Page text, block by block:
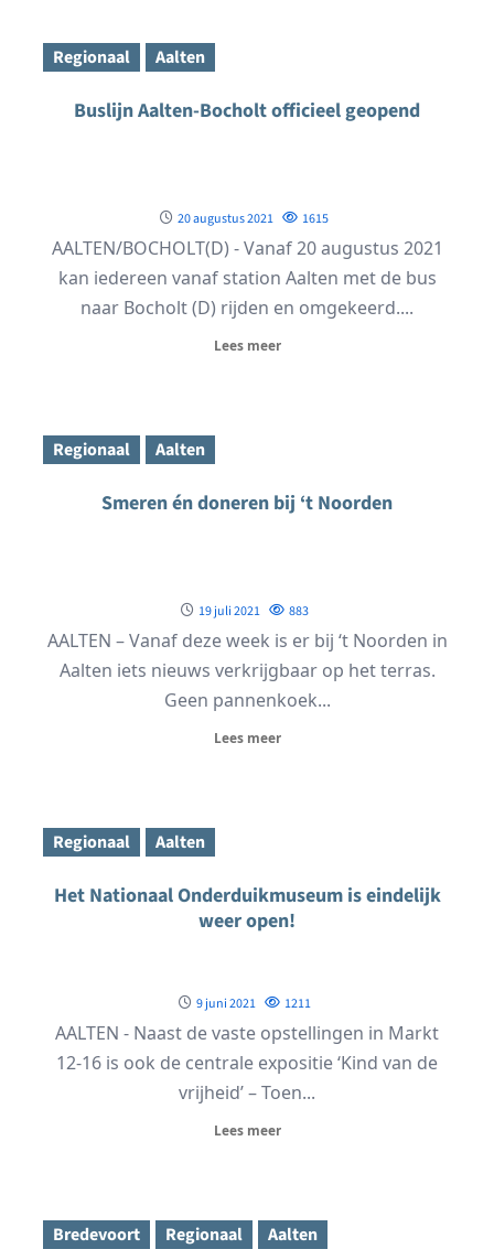
Regionaal Aalten
Buslijn Aalten-Bocholt officieel geopend
20 augustus 2021 1615
AALTEN/BOCHOLT(D) - Vanaf 20 augustus 2021
kan iedereen vanaf station Aalten met de bus
naar Bocholt (D) rijden en omgekeerd....
Lees meer
Regionaal Aalten
Smeren én doneren bij ‘t Noorden
19 juli 2021 883
AALTEN – Vanaf deze week is er bij ‘t Noorden in
Aalten iets nieuws verkrijgbaar op het terras.
Geen pannenkoek...
Lees meer
Regionaal Aalten
Het Nationaal Onderduikmuseum is eindelijk
weer open!
9 juni 2021 1211
AALTEN - Naast de vaste opstellingen in Markt
12-16 is ook de centrale expositie ‘Kind van de
vrijheid’ – Toen...
Lees meer
Bredevoort Regionaal Aalten